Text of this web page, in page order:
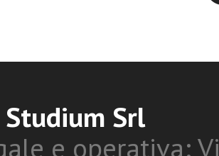
Srl
e operativa: